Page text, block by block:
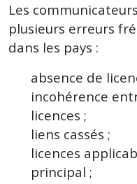
Les
plusieurs erreurs
dans les pays :
absence de
incohérence
licences ;
liens cassés ;
licences
principal ;